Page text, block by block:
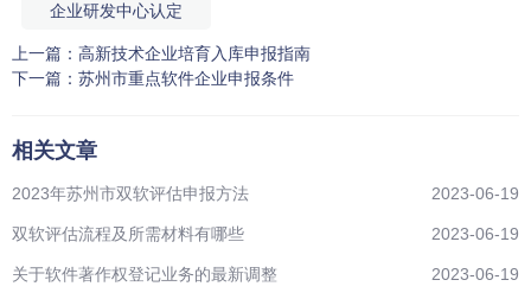
企业研发中心认定
上一篇： 高新技术企业培育入库申报指南
下一篇： 苏州市重点软件企业申报条件
相关文章
2023-06-19
2023年苏州市双软评估申报方法
2023-06-19
双软评估流程及所需材料有哪些
2023-06-19
关于软件著作权登记业务的最新调整